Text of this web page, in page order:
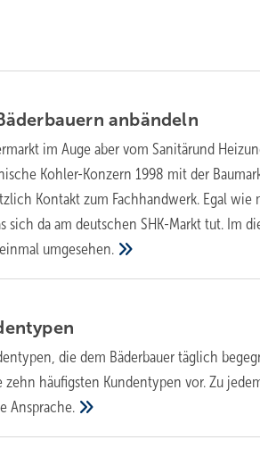
anbändeln
im Auge aber vom Sanitärund
Kohler-Konzern 1998 mit der
Kontakt zum Fachhandwerk. Egal wie
sich da am deutschen SHK-Markt tut. Im
umgesehen.
die dem Bäderbauer täglich
häufigsten Kundentypen vor. Zu
Ansprache.